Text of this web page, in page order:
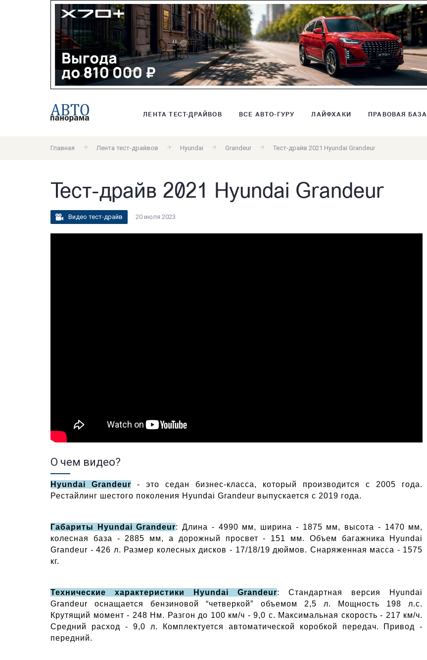
ЛЕНТА ТЕСТ-ДРАЙВОВ ВСЕ АВТО-ГУРУ ЛАЙФХАКИ ПРАВОВАЯ БАЗА
Главная Лента тест-драйвов Hyundai Grandeur Тест-драйв 2021 Hyundai Grandeur
Тест-драйв 2021 Hyundai Grandeur
Видео тест-драйв 20 июля 2023
О чем видео?
Hyundai Grandeur - это седан бизнес-класса, который производится с 2005 года.
Рестайлинг шестого поколения Hyundai Grandeur выпускается с 2019 года.
Габариты Hyundai Grandeur: Длина - 4990 мм, ширина - 1875 мм, высота - 1470 мм,
колесная база - 2885 мм, а дорожный просвет - 151 мм. Объем багажника Hyundai
Grandeur - 426 л. Размер колесных дисков - 17/18/19 дюймов. Снаряженная масса - 1575
кг.
Технические характеристики Hyundai Grandeur: Стандартная версия Hyundai
Grandeur оснащается бензиновой “четверкой” объемом 2,5 л. Мощность 198 л.с.
Крутящий момент - 248 Нм. Разгон до 100 км/ч - 9,0 с. Максимальная скорость - 217 км/ч.
Средний расход - 9,0 л. Комплектуется автоматической коробкой передач. Привод -
передний.